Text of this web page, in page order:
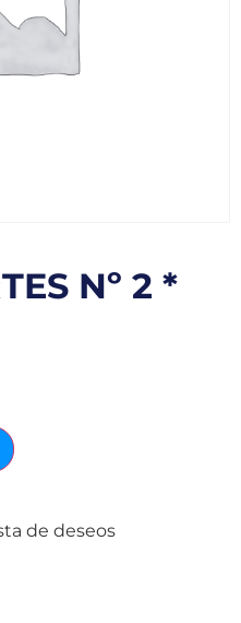
Nº 2 *
de deseos